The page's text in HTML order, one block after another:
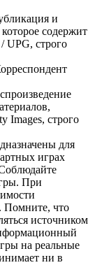
и
содержит
UPG, строго
Images, строго
для
играх
При
Помните, что
источником
на реальные
ни в